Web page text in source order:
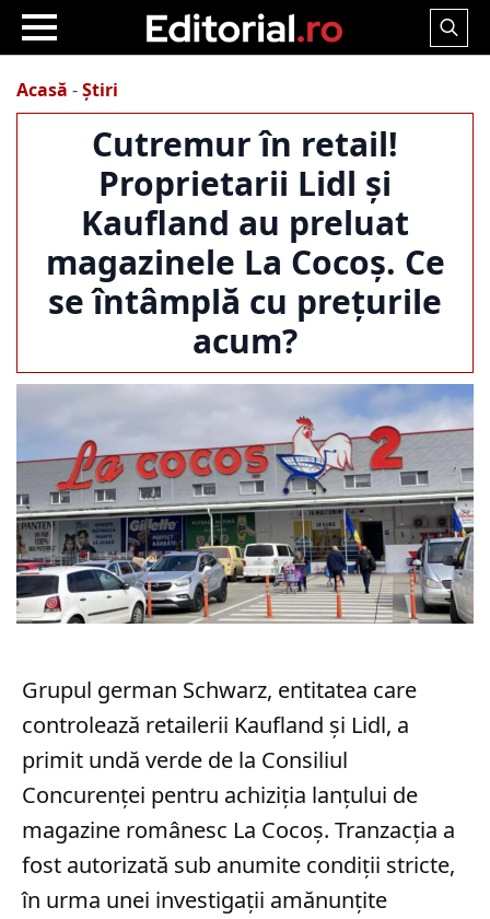
Search
Acasă -Știri
Cutremur în retail!
Proprietarii Lidl și
Kaufland au preluat
magazinele La Cocoș. Ce
se întâmplă cu prețurile
acum?
Grupul german Schwarz, entitatea care
controlează retailerii Kaufland și Lidl, a
primit undă verde de la Consiliul
Concurenței pentru achiziția lanțului de
magazine românesc La Cocoș. Tranzacția a
fost autorizată sub anumite condiții stricte,
în urma unei investigații amănunțite